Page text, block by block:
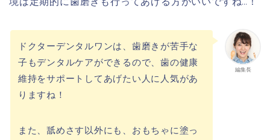
編集長
ドクターデンタルワンは、歯磨きが苦手な
子もデンタルケアができるので、歯の健康
維持をサポートしてあげたい人に人気があ
りますね！
また、舐めさす以外にも、おもちゃに塗っ